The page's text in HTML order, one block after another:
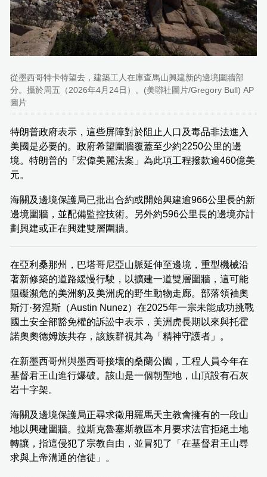
從墨西哥特卡特望去，建築工人在庫查馬山興建新的邊境圍牆部
分。攝於周五（2026年4月24日）。(美聯社圖片/Gregory Bull) AP
圖片
特朗普政府表示，這些屏障對於阻止人口及毒品非法進入
美國是必要的。政府希望圍牆覆蓋至少約2250公里的邊
境。特朗普的「宏偉美麗法案」為此項工程撥款逾460億美
元。
海關及邊境保護局已批出合約或開始興建逾966公里長的新
邊境圍牆，並配備監控技術。另外約596公里長的邊境亦計
劃興建或正在興建雙層圍牆。
在亞利桑那州，巴塔哥尼亞山脈延伸至邊境，重型機械沿
著新修築的道路緩慢行駛，以擴建一道雙層圍牆，這可能
阻礙瀕危的美洲豹及美洲虎的野生動物走廊。部落領袖奧
斯汀·努涅斯（Austin Nunez）在2025年一宗未能成功挑戰
國土安全部豁免權的訴訟中表示，美洲虎長期以來與托霍
諾奧奧德姆族共存，該族群視其為「精神守護者」。
在新墨西哥州與墨西哥接壤的桑蘭公園，工程人員今年在
基督君王山進行爆破。該山是一個朝聖地，山頂設有石灰
岩十字架。
海關及邊境保護局正尋求徵用羅馬天主教會擁有的一段山
地以興建圍牆。拉斯克魯塞斯教區本月要求法官拒絕土地
轉讓，指這侵犯了宗教自由，並冒犯了「在基督君王山尋
求與上帝溝通的信徒」。